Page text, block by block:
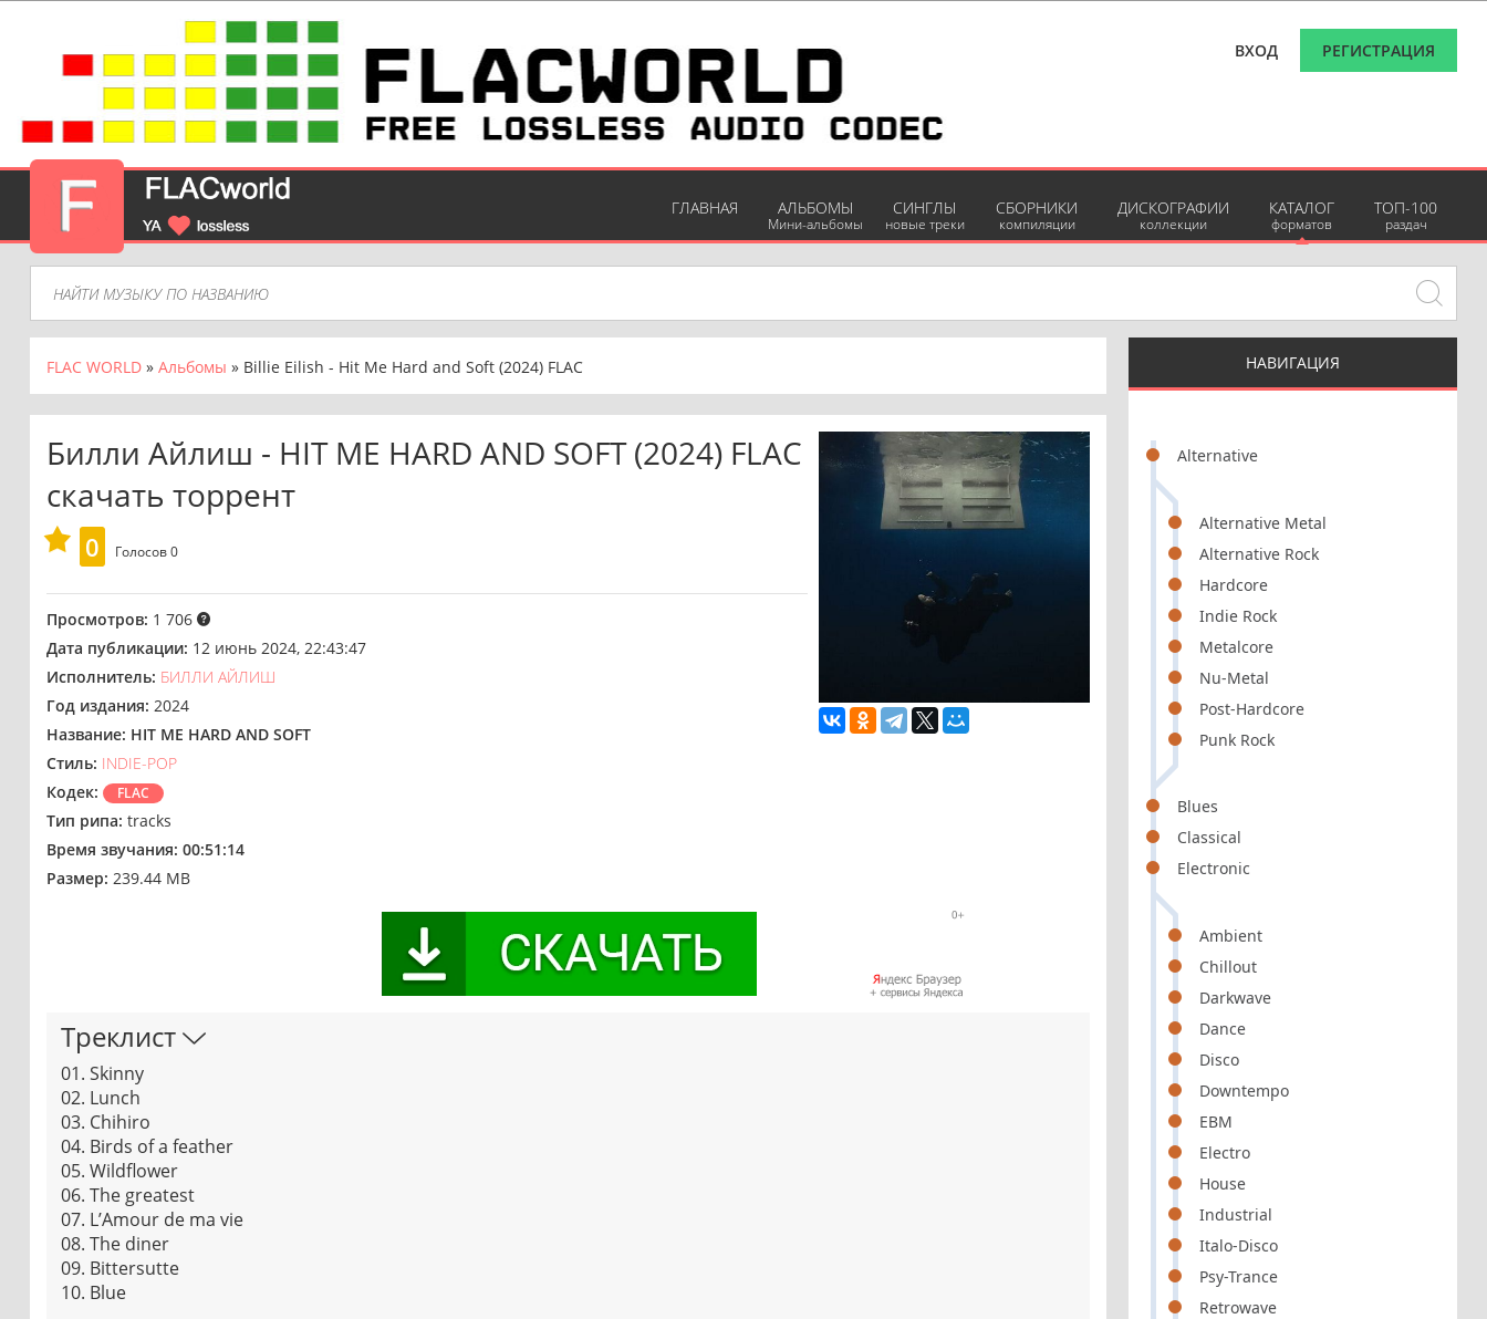
ВХОД РЕГИСТРАЦИЯ
ГЛАВНАЯ АЛЬБОМЫ
Мини-альбомы
СИНГЛЫ
новые треки
СБОРНИКИ
компиляции
ДИСКОГРАФИИ
коллекции
КАТАЛОГ
форматов
ТОП-100
раздач
НАВИГАЦИЯ
Alternative
Alternative Metal
Alternative Rock
Hardcore
Indie Rock
Metalcore
Nu-Metal
Post-Hardcore
Punk Rock
Blues
Classical
Electronic
Ambient
Chillout
Darkwave
Dance
Disco
Downtempo
EBM
Electro
House
Industrial
Italo-Disco
Psy-Trance
Retrowave
FLAC WORLD » Альбомы » Billie Eilish - Hit Me Hard and Soft (2024) FLAC
Билли Айлиш - HIT ME HARD AND SOFT (2024) FLAC
скачать торрент
0 Голосов0
Просмотров: 1 706
Дата публикации: 12 июнь 2024, 22:43:47
Исполнитель: БИЛЛИ АЙЛИШ
Год издания: 2024
Название: HIT ME HARD AND SOFT
Стиль: INDIE-POP
Кодек:
FLAC
Тип рипа: tracks
Время звучания: 00:51:14
Размер: 239.44 MB
Треклист
01. Skinny
02. Lunch
03. Chihiro
04. Birds of a feather
05. Wildflower
06. The greatest
07. L’Amour de ma vie
08. The diner
09. Bittersutte
10. Blue